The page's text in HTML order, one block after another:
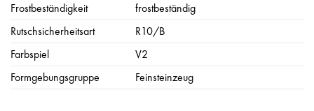
Frostbeständigkeit
frostbeständig
Rutschsicherheitsart
R10/B
Farbspiel
V2
Formgebungsgruppe
Feinsteinzeug